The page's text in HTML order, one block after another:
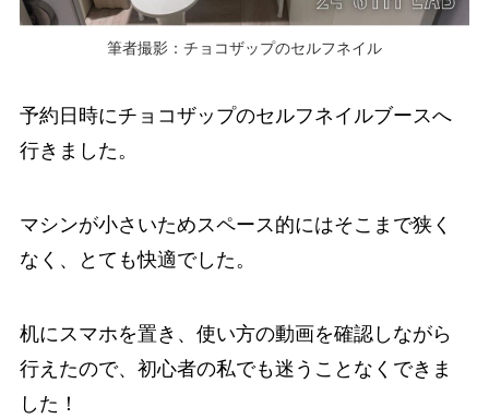
筆者撮影：チョコザップのセルフネイル
予約日時にチョコザップのセルフネイルブースへ
行きました。
マシンが小さいためスペース的にはそこまで狭く
なく、とても快適でした。
机にスマホを置き、使い方の動画を確認しながら
行えたので、初心者の私でも迷うことなくできま
した！